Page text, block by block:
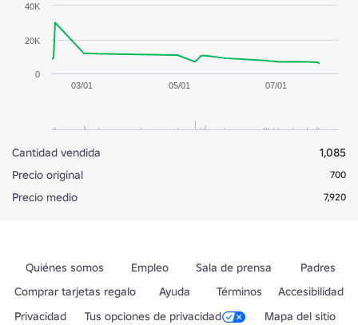
03/01 05/01 07/01
0
20K
40K
Cantidad vendida
1,085
Precio original
700
Precio medio 7,920
Quiénes somos Empleo Sala de prensa
Padres
Comprar tarjetas regalo
Ayuda Términos
Accesibilidad
Privacidad
Tus opciones de privacidad Mapa del sitio